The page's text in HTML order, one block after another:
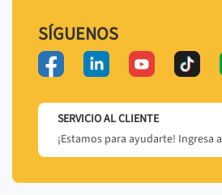
SÍGUENOS
SERVICIO AL CLIENTE
¡Estamos para ayudarte! Ingresa a